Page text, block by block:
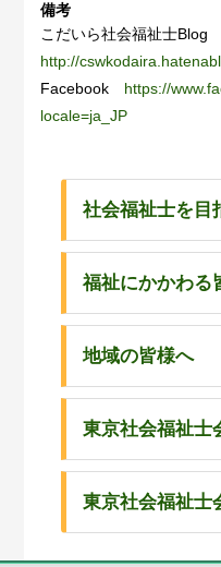
備考
こだいら社会福祉士Blog
http://
Facebook https://
locale=ja_JP
社会福祉士を目
福祉にかかわる
地域の皆様へ
東京社会福祉士
東京社会福祉士